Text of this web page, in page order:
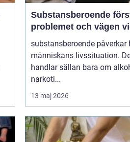
Substansberoende förstå
problemet och vägen
substansberoende påverkar
människans livssituation.
handlar sällan bara om
narkoti...
13 maj 2026